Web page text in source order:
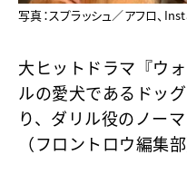
写真：スプラッシュ／アフロ、
大ヒットドラマ『ウ
ルの愛犬であるドッ
り、ダリル役のノー
（フロントロウ編集部